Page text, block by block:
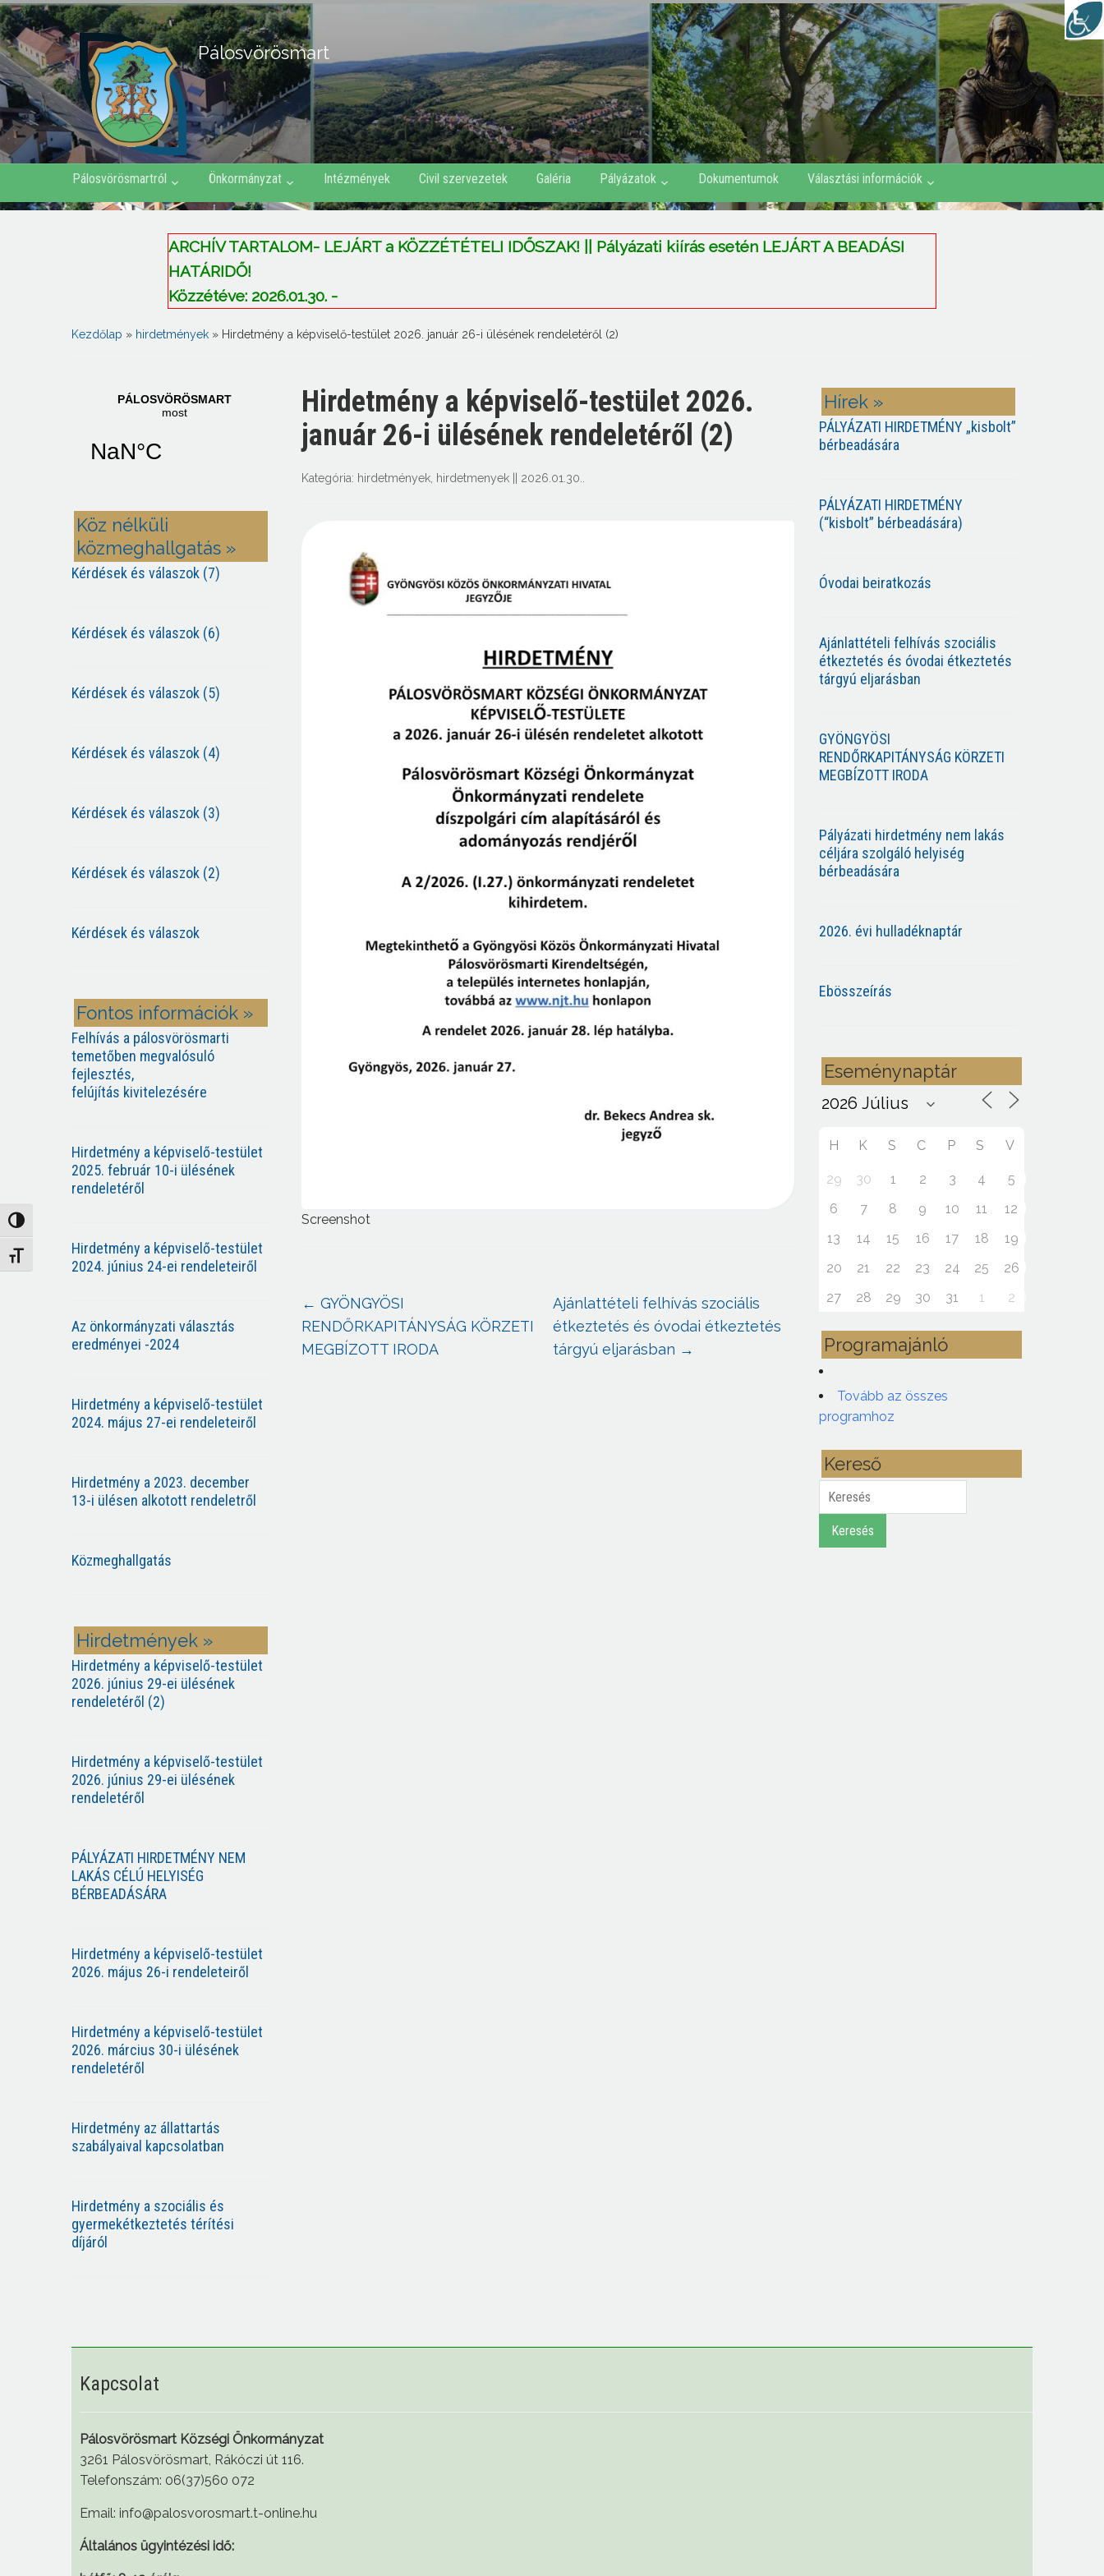
Nagy kontraszt váltása
Betűméret váltása
Pálosvörösmart
Pálosvörösmartról Önkormányzat Intézmények Civil szervezetek Galéria Pályázatok Dokumentumok Választási információk
ARCHÍV TARTALOM- LEJÁRT a KÖZZÉTÉTELI IDŐSZAK! || Pályázati kiírás esetén LEJÁRT A BEADÁSI
HATÁRIDŐ!
Közzétéve: 2026.01.30. -
Kezdőlap » hirdetmények » Hirdetmény a képviselő-testület 2026. január 26-i ülésének rendeletéről (2)
Köz nélküli
közmeghallgatás »
Kérdések és válaszok (7)
Kérdések és válaszok (6)
Kérdések és válaszok (5)
Kérdések és válaszok (4)
Kérdések és válaszok (3)
Kérdések és válaszok (2)
Kérdések és válaszok
Fontos információk »
Felhívás a pálosvörösmarti
temetőben megvalósuló
fejlesztés,
felújítás kivitelezésére
Hirdetmény a képviselő-testület
2025. február 10-i ülésének
rendeletéről
Hirdetmény a képviselő-testület
2024. június 24-ei rendeleteiről
Az önkormányzati választás
eredményei -2024
Hirdetmény a képviselő-testület
2024. május 27-ei rendeleteiről
Hirdetmény a 2023. december
13-i ülésen alkotott rendeletről
Közmeghallgatás
Hirdetmények »
Hirdetmény a képviselő-testület
2026. június 29-ei ülésének
rendeletéről (2)
Hirdetmény a képviselő-testület
2026. június 29-ei ülésének
rendeletéről
PÁLYÁZATI HIRDETMÉNY NEM
LAKÁS CÉLÚ HELYISÉG
BÉRBEADÁSÁRA
Hirdetmény a képviselő-testület
2026. május 26-i rendeleteiről
Hirdetmény a képviselő-testület
2026. március 30-i ülésének
rendeletéről
Hirdetmény az állattartás
szabályaival kapcsolatban
Hirdetmény a szociális és
gyermekétkeztetés térítési
díjáról
Hirdetmény a képviselő-testület 2026.
január 26-i ülésének rendeletéről (2)
Kategória: hirdetmények hirdetmenyek 2026.01.30.
Screenshot
← GYÖNGYÖSI
RENDŐRKAPITÁNYSÁG KÖRZETI
MEGBÍZOTT IRODA
Ajánlattételi felhívás szociális
étkeztetés és óvodai étkeztetés
tárgyú eljarásban →
Hírek »
PÁLYÁZATI HIRDETMÉNY „kisbolt”
bérbeadására
PÁLYÁZATI HIRDETMÉNY
(“kisbolt” bérbeadására)
Óvodai beiratkozás
Ajánlattételi felhívás szociális
étkeztetés és óvodai étkeztetés
tárgyú eljarásban
GYÖNGYÖSI
RENDŐRKAPITÁNYSÁG KÖRZETI
MEGBÍZOTT IRODA
Pályázati hirdetmény nem lakás
céljára szolgáló helyiség
bérbeadására
2026. évi hulladéknaptár
Ebösszeírás
Eseménynaptár
H K S C P S V
29 30 1 2 3 4
5
6
7 8 9 10 11
12
13
14 15 16 17 18
19
20
21 22 23 24 25
26
27
28 29 30 31 1 2
Programajánló
Tovább az összes
programhoz
Kereső
Keresés
Keresés
Kapcsolat
Pálosvörösmart Községi Önkormányzat
3261 Pálosvörösmart, Rákóczi út 116.
Telefonszám: 06(37)560 072
Email: info@palosvorosmart.t-online.hu
Általános ügyintézési idő: